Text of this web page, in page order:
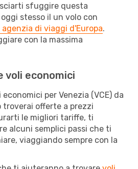
sfuggire questa
stesso il un volo con
di viaggi d'Europa.
con la massima
voli economici
per Venezia (VCE) da
troverai offerte a prezzi
le migliori tariffe, ti
alcuni semplici passi che ti
viaggiando sempre con la